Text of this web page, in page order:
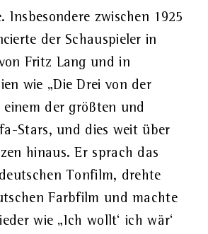
Insbesondere zwischen 1925
der Schauspieler in
Fritz Lang und in
wie „Die Drei von der
einem der größten und
Stars, und dies weit über
hinaus. Er sprach das
Tonfilm, drehte
Farbfilm und machte
wie „Ich wollt‘ ich wär‘